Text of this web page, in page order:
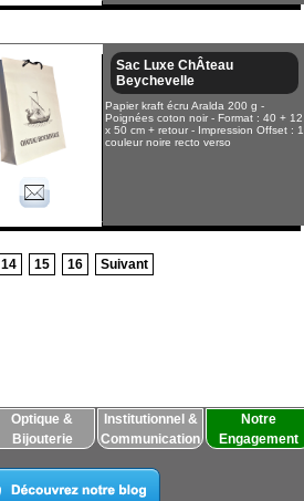
Sac Luxe ChÂteau
Beychevelle
Papier kraft écru Aralda 200 g -
Poignées coton noir - Format : 40 + 12
x 50 cm + retour - Impression Offset : 1
couleur noire recto verso
14 15 16 Suivant
Optique &
Bijouterie
Institutionnel &
Communication
Notre
Engagement